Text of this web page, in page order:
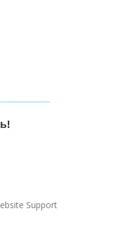
Support